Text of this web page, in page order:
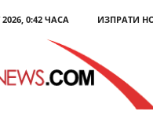
0:42 ЧАСА ИЗПРАТИ